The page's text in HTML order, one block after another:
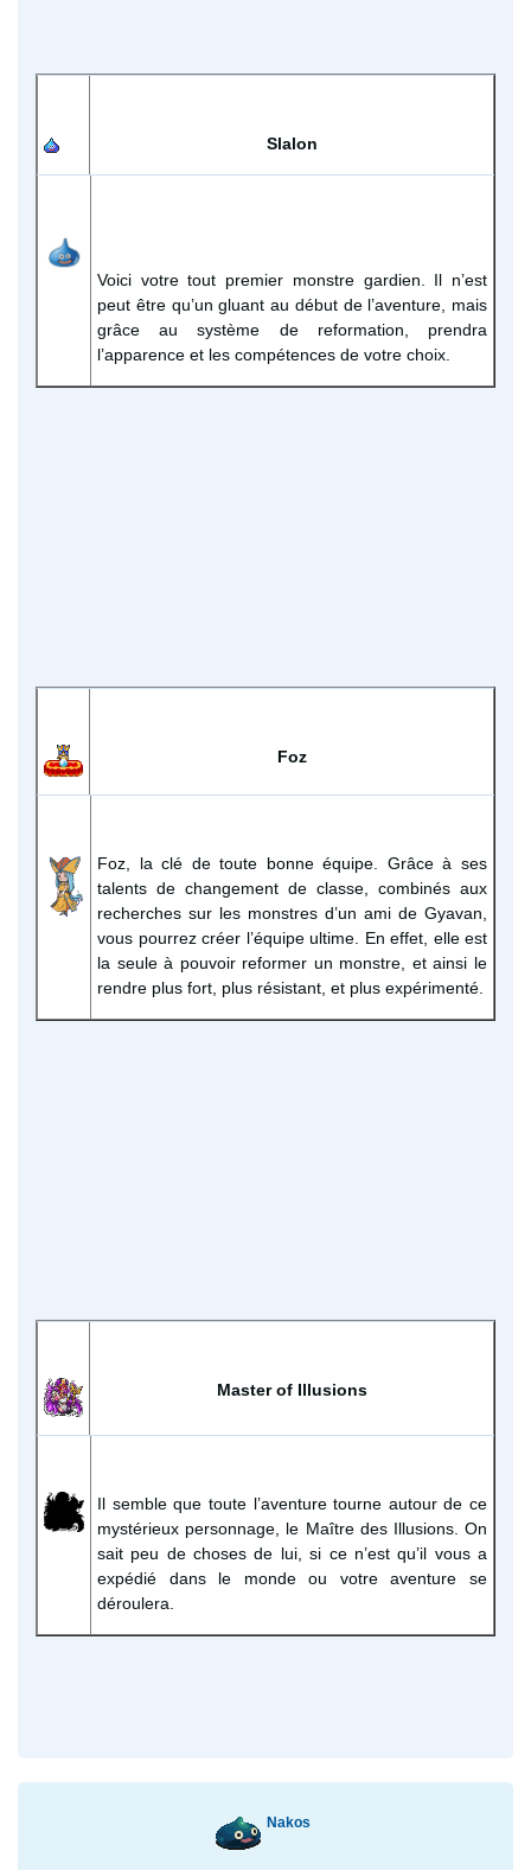
Slalon
Voici votre tout premier monstre gardien. Il n’est
peut être qu’un gluant au début de l’aventure, mais
grâce au système de reformation, prendra
l’apparence et les compétences de votre choix.
Foz
Foz, la clé de toute bonne équipe. Grâce à ses
talents de changement de classe, combinés aux
recherches sur les monstres d’un ami de Gyavan,
vous pourrez créer l’équipe ultime. En effet, elle est
la seule à pouvoir reformer un monstre, et ainsi le
rendre plus fort, plus résistant, et plus expérimenté.
Master of Illusions
Il semble que toute l’aventure tourne autour de ce
mystérieux personnage, le Maître des Illusions. On
sait peu de choses de lui, si ce n’est qu’il vous a
expédié dans le monde ou votre aventure se
déroulera.
Nakos